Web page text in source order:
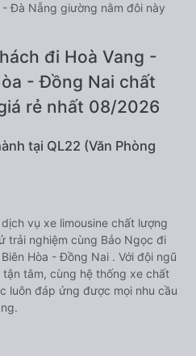
Đà Nẵng giường nằm đôi này
đi Hoà Vang -
- Đồng Nai chất
rẻ nhất 08/2026
tại QL22 (Văn Phòng
vụ xe limousine chất lượng
trải nghiệm cùng Bảo Ngọc đi
Hòa - Đồng Nai . Với đội ngũ
tâm, cùng hệ thống xe chất
luôn đáp ứng được mọi nhu cầu